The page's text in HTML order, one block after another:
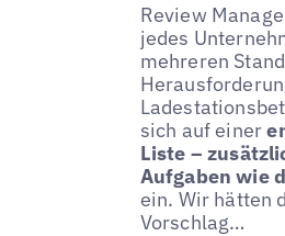
Review
jedes
mehreren
sich auf einer
Liste –
Aufgaben wie
ein. Wir hätten
Vorschlag…